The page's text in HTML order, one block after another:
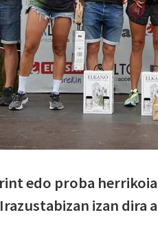
edo proba
izan dira